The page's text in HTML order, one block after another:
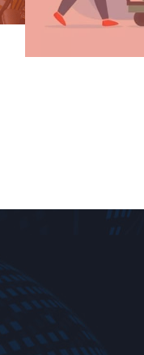
Find out